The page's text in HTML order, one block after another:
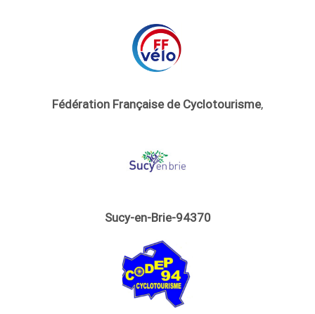
Fédération Française de Cyclotourisme,
Sucy-en-Brie-94370